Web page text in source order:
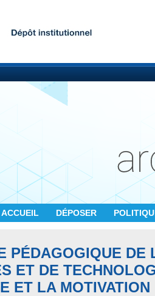
ACCUEIL DÉPOSER
PÉDAGOGIQUE DE
ET DE
ET LA MOTIVATION